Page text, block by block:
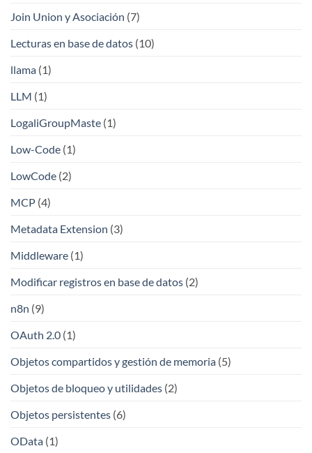
Join Union y Asociación (7)
Lecturas en base de datos (10)
llama (1)
LLM (1)
LogaliGroupMaste (1)
Low-Code (1)
LowCode (2)
MCP (4)
Metadata Extension (3)
Middleware (1)
Modificar registros en base de datos (2)
n8n (9)
OAuth 2.0 (1)
Objetos compartidos y gestión de memoria (5)
Objetos de bloqueo y utilidades (2)
Objetos persistentes (6)
OData (1)